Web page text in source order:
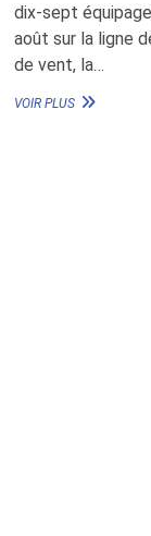
REMPORTÉ
LA
RÉGATE
dix-sept
août sur la ligne
de vent, la…
VOIR PLUSLE